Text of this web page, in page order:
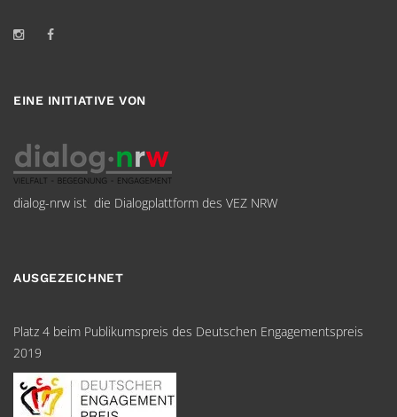
EINE INITIATIVE VON
dialog-nrw ist die Dialogplattform des VEZ NRW
AUSGEZEICHNET
Platz 4 beim Publikumspreis des Deutschen Engagementspreis
2019